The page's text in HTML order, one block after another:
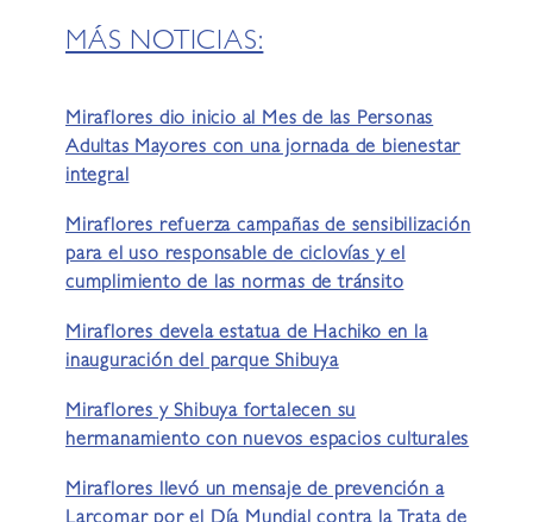
MÁS NOTICIAS:
Miraflores dio inicio al Mes de las Personas
Adultas Mayores con una jornada de bienestar
integral
Miraflores refuerza campañas de sensibilización
para el uso responsable de ciclovías y el
cumplimiento de las normas de tránsito
Miraflores devela estatua de Hachiko en la
inauguración del parque Shibuya
Miraflores y Shibuya fortalecen su
hermanamiento con nuevos espacios culturales
Miraflores llevó un mensaje de prevención a